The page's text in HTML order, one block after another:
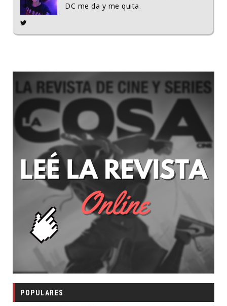
DC me da y me quita.
POPULARES